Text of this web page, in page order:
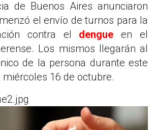
de Buenos Aires anunciaron
el envío de turnos para la
contra el dengue en el
Los mismos llegarán al
de la persona durante este
16 de octubre.